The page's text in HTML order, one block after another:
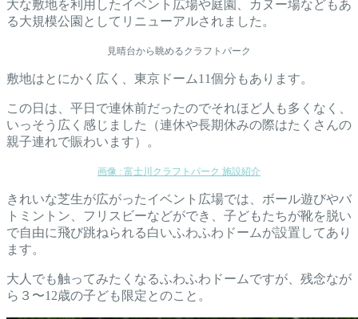
大な敷地を利用したイベント広場や庭園、カヌー場などもあ
る大規模公園としてリニューアルされました。
見晴台から眺めるクラフトパーク
敷地はとにかく広く、東京ドーム11個分もあります。
この日は、平日で連休前だったのでそれほど人も多くなく、
いっそう広く感じました（連休や長期休みの際はたくさんの
親子連れで賑わいます）。
画像 : 富士川クラフトパーク 施設紹介
きれいな芝生が広がったイベント広場では、ボール遊びやバ
トミントン、フリスビーなどができ、子どもたちが靴を脱い
で自由に飛び跳ねられる白いふわふわドームが設置してあり
ます。
大人でも触ってみたくなるふわふわドームですが、残念なが
ら３〜12歳の子ども限定とのこと。